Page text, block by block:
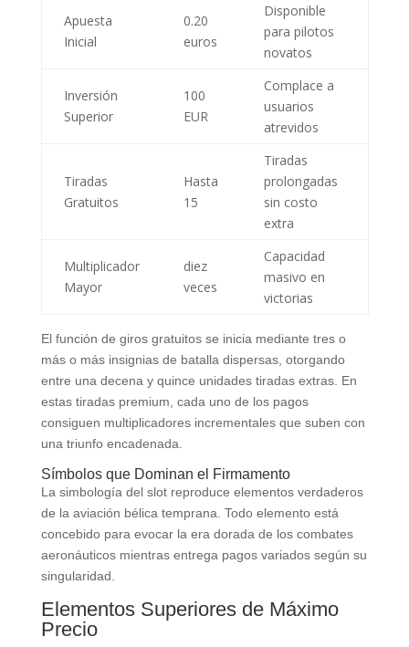
Apuesta
Inicial
0.20
euros
Disponible
para pilotos
novatos
Inversión
Superior
100
EUR
Complace a
usuarios
atrevidos
Tiradas
Gratuitos
Hasta
15
Tiradas
prolongadas
sin costo
extra
Multiplicador
Mayor
diez
veces
Capacidad
masivo en
victorias
El función de giros gratuitos se inicia mediante tres o
más o más insignias de batalla dispersas, otorgando
entre una decena y quince unidades tiradas extras. En
estas tiradas premium, cada uno de los pagos
consiguen multiplicadores incrementales que suben con
una triunfo encadenada.
Símbolos que Dominan el Firmamento
La simbología del slot reproduce elementos verdaderos
de la aviación bélica temprana. Todo elemento está
concebido para evocar la era dorada de los combates
aeronáuticos mientras entrega pagos variados según su
singularidad.
Elementos Superiores de Máximo
Precio